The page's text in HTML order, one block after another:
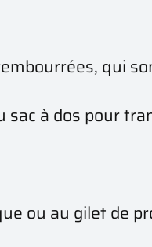
qui
à dos pour
ou au gilet de